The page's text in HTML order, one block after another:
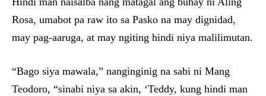
Rosa, umabot pa raw ito sa Pasko na may dignidad,
may pag-aaruga, at may ngiting hindi niya malilimutan.
“Bago siya mawala,” nanginginig na sabi ni Mang
Teodoro, “sinabi niya sa akin, ‘Teddy, kung hindi man